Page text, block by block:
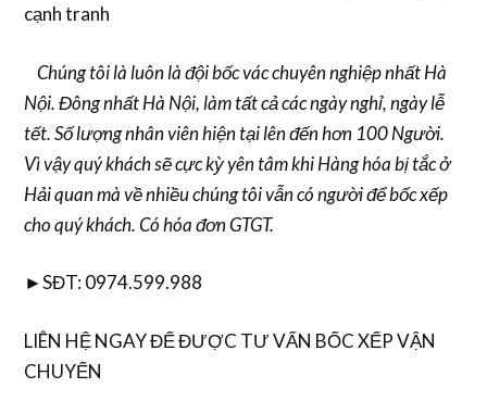
cạnh tranh
Chúng tôi là luôn là đội bốc vác chuyên nghiệp nhất Hà
Nội. Đông nhất Hà Nội, làm tất cả các ngày nghỉ, ngày lễ
tết. Số lượng nhân viên hiện tại lên đến hơn 100 Người.
Vì vậy quý khách sẽ cực kỳ yên tâm khi Hàng hóa bị tắc ở
Hải quan mà về nhiều chúng tôi vẫn có người để bốc xếp
cho quý khách. Có hóa đơn GTGT.
►SĐT: 0974.599.988
LIÊN HỆ NGAY ĐỂ ĐƯỢC TƯ VẤN BỐC XẾP VẬN
CHUYỂN